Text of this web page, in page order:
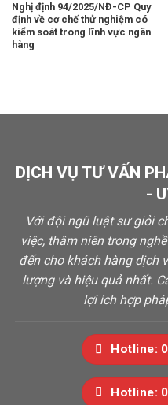
Nghị định 94/2025/NĐ-CP Quy
định về cơ chế thử nghiệm có
kiểm soát trong lĩnh vực ngân
hàng
DỊCH VỤ TƯ VẤN
-
Với đội ngũ luật sư giỏi
việc, thâm niên trong
đến cho khách hàng dịch
lượng và hiệu quả nhất.
lợi ích hợp
Hotline:
Hotline: